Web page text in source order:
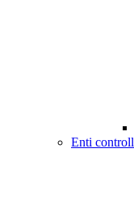
Enti